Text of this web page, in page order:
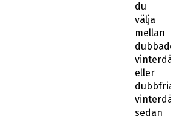
du
välja
mellan
eller
sedan